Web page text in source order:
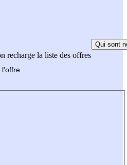
recharge la liste des offres
Qui sont
l'offre